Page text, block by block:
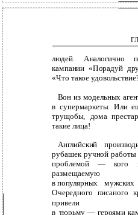
108
людей. Аналогично
кампании «Порадуй
«Что такое
Вон из модельных
в супермаркеты. Или
трущобы, дома
такие лица!
Английский
рубашек ручной работы
проблемой — кого
размещаемую
в популярных
Очередного писаного
привели
в тюрьму — героями